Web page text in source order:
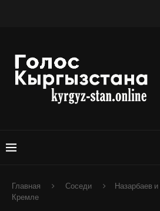
Главная Соседи
Назарбаев
Кремле